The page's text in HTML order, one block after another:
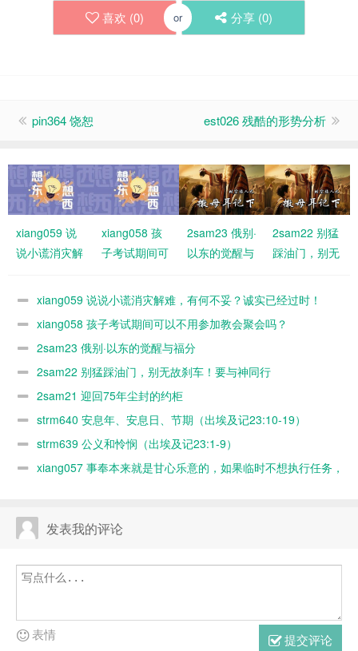
喜欢 (0) or 分享 (0)
pin364 饶恕 est026 残酷的形势分析
xiang059 说
说小谎消灾解
妥？诚实已经
xiang058 孩
子考试期间可
会聚会吗？
2sam23 俄别·
以东的觉醒与
2sam22 别猛
踩油门，别无
神同行
xiang059 说说小谎消灾解难，有何不妥？诚实已经过时！
xiang058 孩子考试期间可以不用参加教会聚会吗？
2sam23 俄别·以东的觉醒与福分
2sam22 别猛踩油门，别无故刹车！要与神同行
2sam21 迎回75年尘封的约柜
strm640 安息年、安息日、节期（出埃及记23:10-19）
strm639 公义和怜悯（出埃及记23:1-9）
xiang057 事奉本来就是甘心乐意的，如果临时不想执行任务，
发表我的评论
提交评论
表情